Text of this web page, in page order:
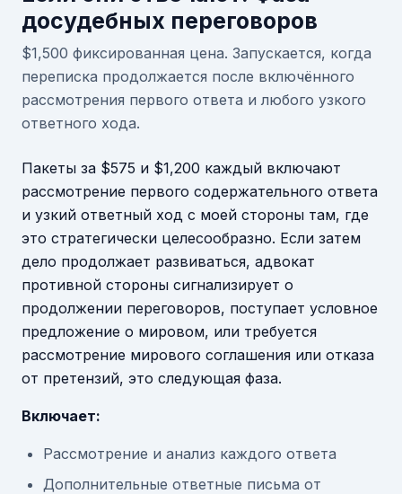
досудебных переговоров
$1,500 фиксированная цена. Запускается, когда
переписка продолжается после включённого
рассмотрения первого ответа и любого узкого
ответного хода.
Пакеты за $575 и $1,200 каждый включают
рассмотрение первого содержательного ответа
и узкий ответный ход с моей стороны там, где
это стратегически целесообразно. Если затем
дело продолжает развиваться, адвокат
противной стороны сигнализирует о
продолжении переговоров, поступает условное
предложение о мировом, или требуется
рассмотрение мирового соглашения или отказа
от претензий, это следующая фаза.
Включает:
Рассмотрение и анализ каждого ответа
Дополнительные ответные письма от